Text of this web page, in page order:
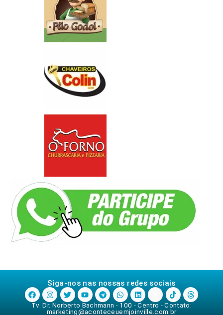
Siga-nos nas nossas redes sociais
Tv. Dr. Norberto Bachmann - 100 - Centro - Contato:
marketing@aconteceuemjoinville.com.br